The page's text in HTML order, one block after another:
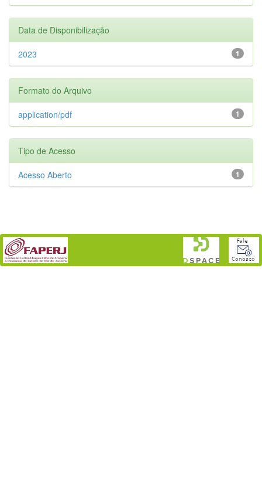
Data de Disponibilização
1
2023
Formato do Arquivo
1
application/pdf
Tipo de Acesso
1
Acesso Aberto